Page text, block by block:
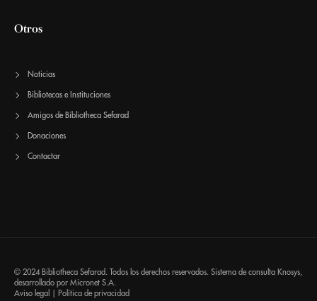
Otros
Noticias
Bibliotecas e Instituciones
Amigos de Bibliotheca Sefarad
Donaciones
Contactar
© 2024 Bibliotheca Sefarad. Todos los derechos reservados. Sistema de consulta Knosys
desarrollado por Micronet S.A.
Aviso legal
Política de privacidad